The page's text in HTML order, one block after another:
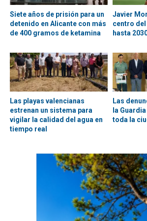
Siete años de prisión para un
detenido en Alicante con más
de 400 gramos de ketamina
Javier
centro del
hasta
Las playas valencianas
estrenan un sistema para
vigilar la calidad del agua en
tiempo real
Las
la
toda la